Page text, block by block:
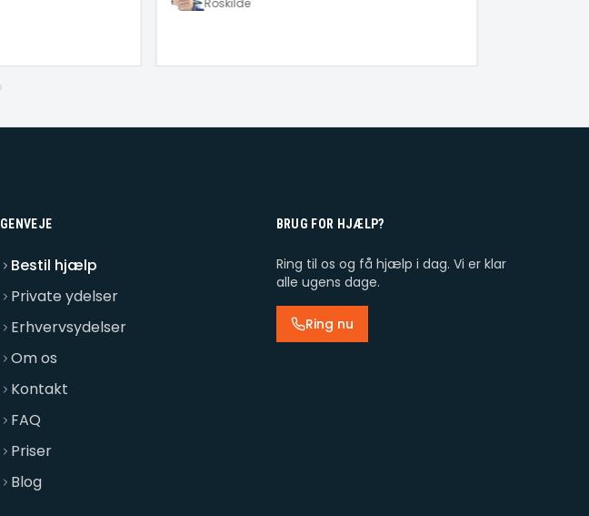
Roskilde
GENVEJE
Bestil hjælp
Private ydelser
Erhvervsydelser
Om os
Kontakt
FAQ
Priser
Blog
BRUG FOR HJÆLP?
Ring til os og få hjælp i dag. Vi er klar
alle ugens dage.
Ring nu